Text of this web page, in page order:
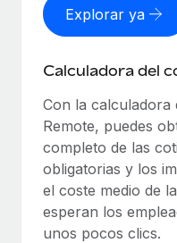
Explorar ya
Calculadora del
Con la calculadora
Remote, puedes
completo de las
obligatorias y los
el coste medio de
esperan los
unos pocos clics.